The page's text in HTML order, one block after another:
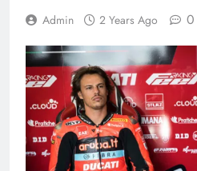
Admin 2 Years Ago 0